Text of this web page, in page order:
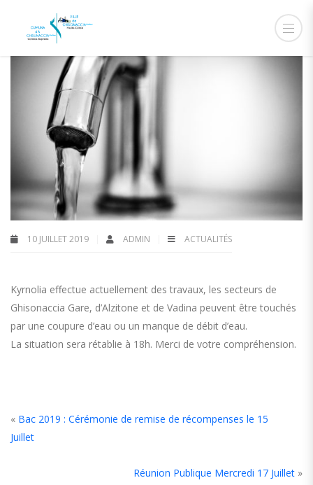
10 JUILLET 2019 ADMIN ACTUALITÉS
Kyrnolia effectue actuellement des travaux, les secteurs de
Ghisonaccia Gare, d’Alzitone et de Vadina peuvent être touchés
par une coupure d’eau ou un manque de débit d’eau.
La situation sera rétablie à 18h. Merci de votre compréhension.
« Bac 2019 : Cérémonie de remise de récompenses le 15
Juillet
Réunion Publique Mercredi 17 Juillet »